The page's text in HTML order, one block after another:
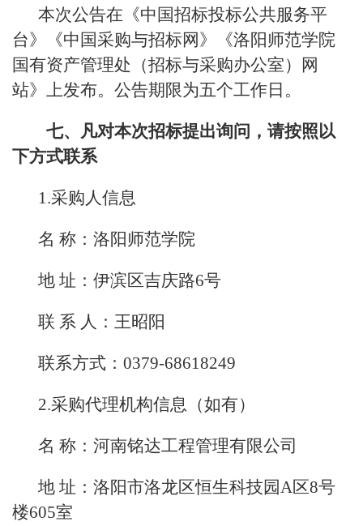
本次公告在《中国招标投标公共服务平
台》《中国采购与招标网》《洛阳师范学院
国有资产管理处（招标与采购办公室）网
站》上发布。公告期限为五个工作日。
七、凡对本次招标提出询问，请按照以
下方式联系
1.采购人信息
名 称：洛阳师范学院
地 址：伊滨区吉庆路6号
联 系 人：王昭阳
联系方式：0379-68618249
2.采购代理机构信息（如有）
名 称：河南铭达工程管理有限公司
地 址：洛阳市洛龙区恒生科技园A区8号
楼605室